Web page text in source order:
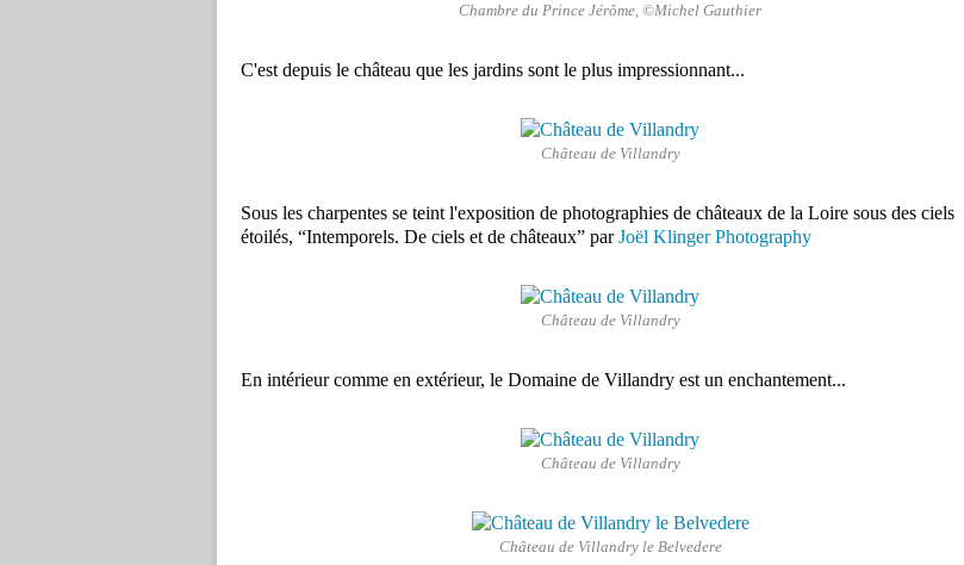
Chambre du Prince Jérôme, ©Michel Gauthier
C'est depuis le château que les jardins sont le plus impressionnant...
Château de Villandry
Sous les charpentes se teint l'exposition de photographies de châteaux de la Loire sous des ciels
étoilés, “Intemporels. De ciels et de châteaux” parJoël Klinger Photography
Château de Villandry
En intérieur comme en extérieur, le Domaine de Villandry est un enchantement...
Château de Villandry
Château de Villandry le Belvedere